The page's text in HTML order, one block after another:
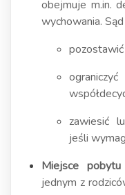
obejmuje m.in.
wychowania.
zawiesić
jeśli
Miejsce pobytu
jednym z